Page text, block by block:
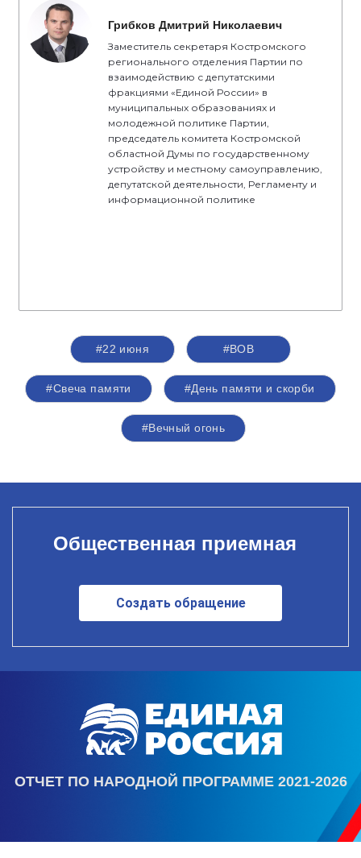
Грибков Дмитрий Николаевич
Заместитель секретаря Костромского
регионального отделения Партии по
взаимодействию с депутатскими
фракциями «Единой России» в
муниципальных образованиях и
молодежной политике Партии,
председатель комитета Костромской
областной Думы по государственному
устройству и местному самоуправлению,
депутатской деятельности, Регламенту и
информационной политике
#22 июня #ВОВ
#Свеча памяти #День памяти и скорби
#Вечный огонь
Общественная приемная
Создать обращение
ОТЧЕТ ПО НАРОДНОЙ ПРОГРАММЕ 2021-2026